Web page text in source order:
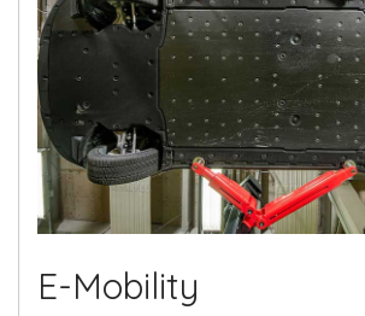
E-Mobility